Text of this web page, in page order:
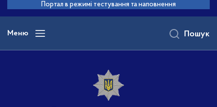
основного
вмісту
Портал в режимі тестування та наповнення
Меню Пошук